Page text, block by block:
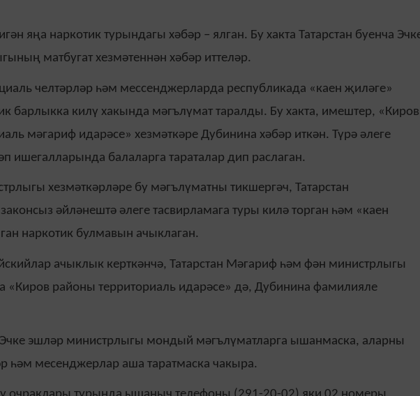
яңа наркотик турындагы хәбәр – ялган. Бу хакта Татарстан буенча
матбугат хезмәтеннән хәбәр иттеләр.
челтәрләр һәм мессенджерларда республикада «каен җиләге»
барлыкка килү хакында мәгълүмат таралды. Бу хакта, имештер, «Киров
мәгариф идарәсе» хезмәткәре Дубинина хәбәр иткән. Түрә әлеге
ишегалларында балаларга тараталар дип раслаган.
хезмәткәрләре бу мәгълүматны тикшергәч, Татарстан
әйләнештә әлеге тасвирламага туры килә торган һәм «каен
наркотик булмавын ачыклаган.
ачыклык керткәнчә, Татарстан Мәгариф һәм фән министрлыгы
«Киров районы территориаль идарәсе» дә, Дубинина фамилияле
Эчке эшләр министрлыгы мондый мәгълүматларга ышанмаска, аларны
һәм месенджерлар аша таратмаска чакыра.